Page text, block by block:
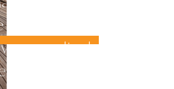
per immergersi
di relax e
uniche.